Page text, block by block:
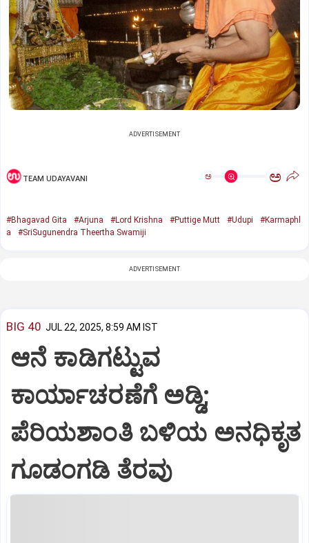
ADVERTISEMENT
TEAM UDAYAVANI ಅ ಅ
#Bhagavad Gita #Arjuna #Lord Krishna #Puttige Mutt #Udupi
#Karmaphl
a
#SriSugunendra Theertha Swamiji
ADVERTISEMENT
BIG 40 JUL 22, 2025, 8:59 AM IST
ಆನೆ ಕಾಡಿಗಟ್ಟುವ
ಕಾರ್ಯಾಚರಣೆಗೆ ಅಡ್ಡಿ;
ಪೆರಿಯಶಾಂತಿ ಬಳಿಯ ಅನಧಿಕೃತ
ಗೂಡಂಗಡಿ ತೆರವು